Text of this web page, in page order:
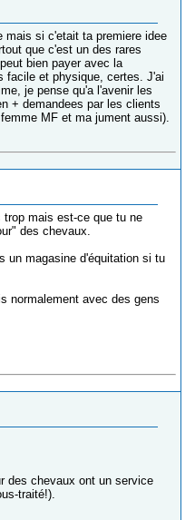
mais si c'etait ta premiere idee
que c'est un des rares
bien payer avec la
facile et physique, certes. J'ai
je pense qu'a l'avenir les
+ demandees par les clients
MF et ma jument aussi).
mais est-ce que tu ne
des chevaux.
un magasine d'équitation si tu
normalement avec des gens
des chevaux ont un service
traité!).